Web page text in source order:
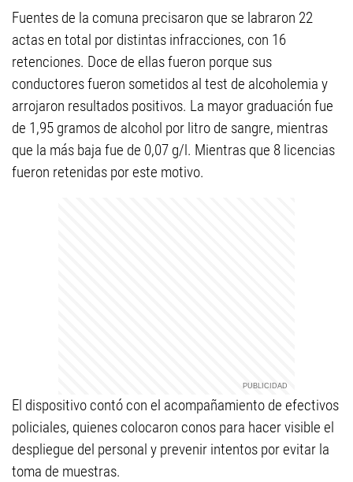
Fuentes de la comuna precisaron que se labraron 22
actas en total por distintas infracciones, con 16
retenciones. Doce de ellas fueron porque sus
conductores fueron sometidos al test de alcoholemia y
arrojaron resultados positivos. La mayor graduación fue
de 1,95 gramos de alcohol por litro de sangre, mientras
que la más baja fue de 0,07 g/l. Mientras que 8 licencias
fueron retenidas por este motivo.
El dispositivo contó con el acompañamiento de efectivos
policiales, quienes colocaron conos para hacer visible el
despliegue del personal y prevenir intentos por evitar la
toma de muestras.